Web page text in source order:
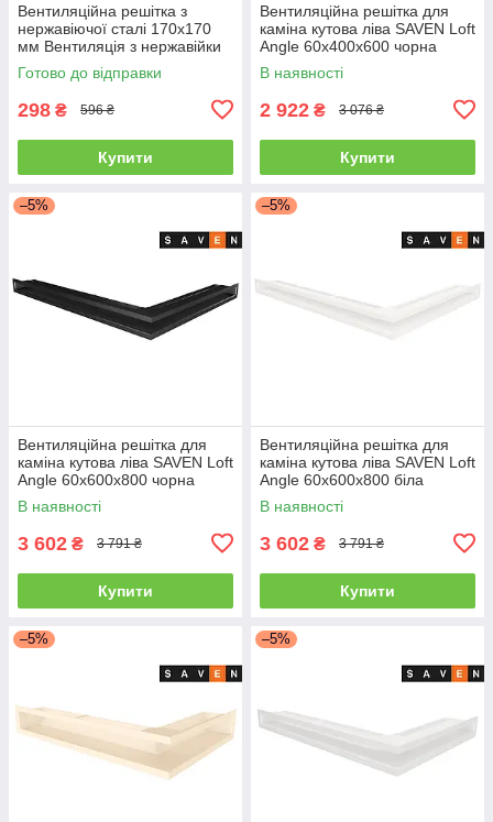
Вентиляційна решітка з
нержавіючої сталі 170x170
мм Вентиляція з нержавійки
для печі
Готово до відправки
298 ₴ 596 ₴
Купити
Вентиляційна решітка для
каміна кутова ліва SAVEN Loft
Angle 60х400х600 чорна
В наявності
2 922 ₴ 3 076 ₴
Купити
–5%
Вентиляційна решітка для
каміна кутова ліва SAVEN Loft
Angle 60х600х800 чорна
В наявності
3 602 ₴ 3 791 ₴
Купити
–5%
Вентиляційна решітка для
каміна кутова ліва SAVEN Loft
Angle 60х600х800 біла
В наявності
3 602 ₴ 3 791 ₴
Купити
–5% –5%